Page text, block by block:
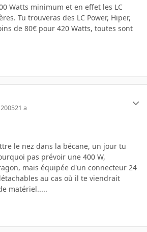
Watts minimum et en effet les LC
Tu trouveras des LC Power, Hiper,
de 80€ pour 420 Watts, toutes sont
21 a
le nez dans la bécane, un jour tu
pas prévoir une 400 W,
mais équipée d'un connecteur 24
au cas où il te viendrait
matériel.....